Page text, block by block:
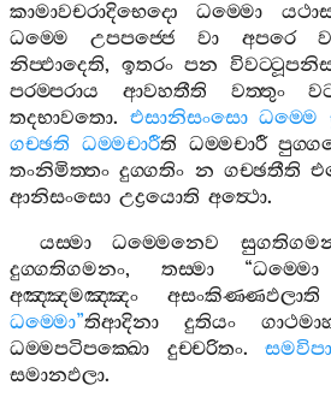
කාමාවචරාදිභෙදො
ධම‍්මො
ධම‍්මෙ
උපපජ‍්ජෙ වා අපරෙ
නිප‍්ඵාදෙති, ඉතරං පන
පරම‍්පරාය
ආවහතීති වත‍්තුං
තදභාවතො. එසානිසංසො ධම‍්මෙ
ගච‍්ඡති ධම‍්මචාරීති ධම‍්මචාරී
තංනිමිත‍්තං දුග‍්ගතිං න ගච‍්ඡතීති
ආනිසංසො උද්‍රයොති අත්‍ථො.
යස‍්මා
ධම‍්මෙනෙව
දුග‍්ගතිගමනං, තස‍්මා“ධම‍්මො
අඤ‍්ඤමඤ‍්ඤං
අසංකිණ‍්ණඵලාති
ධම‍්මො”තිආදිනා දුතියං
ධම‍්මපටිපක‍්ඛො
දුච‍්චරිතං.
සමානඵලා.